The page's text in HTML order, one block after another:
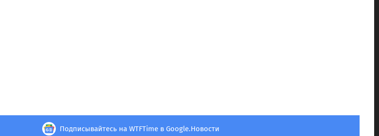
Подписывайтесь на WTFTime в Google.Новости